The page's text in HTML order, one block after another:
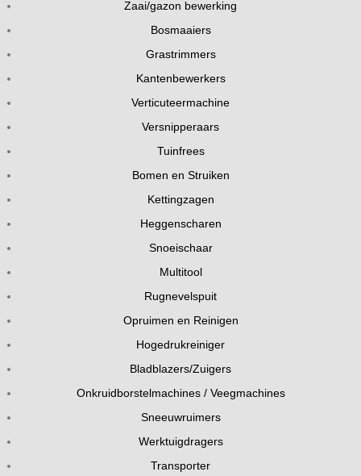
Zaai/gazon bewerking
Bosmaaiers
Grastrimmers
Kantenbewerkers
Verticuteermachine
Versnipperaars
Tuinfrees
Bomen en Struiken
Kettingzagen
Heggenscharen
Snoeischaar
Multitool
Rugnevelspuit
Opruimen en Reinigen
Hogedrukreiniger
Bladblazers/Zuigers
Onkruidborstelmachines / Veegmachines
Sneeuwruimers
Werktuigdragers
Transporter